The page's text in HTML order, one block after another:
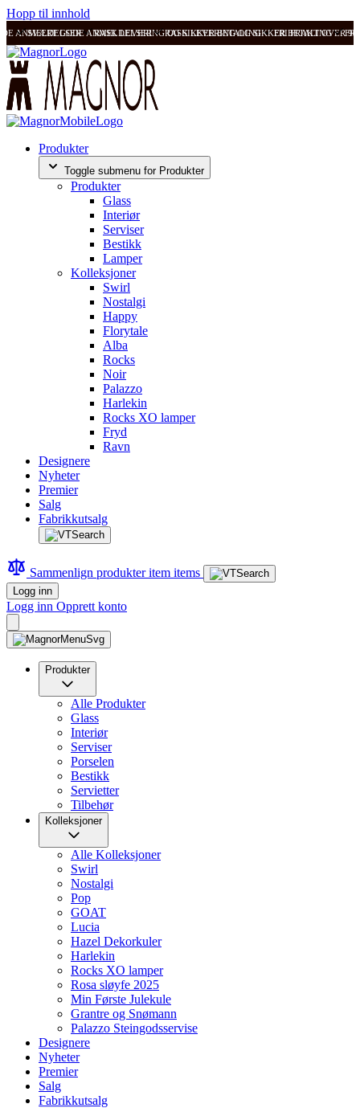
Hopp til innhold
ANMELDELSER RASK LEVERING OG SIKKER BETALING FRI FRAKT OVER
SVÆRT GODE ANMELDELSER RASK LEVERING OG SIKKER BETALING
Produkter
Toggle submenu for Produkter
Produkter
Glass
Interiør
Serviser
Bestikk
Lamper
Kolleksjoner
Swirl
Nostalgi
Happy
Florytale
Alba
Rocks
Noir
Palazzo
Harlekin
Rocks XO lamper
Fryd
Ravn
Designere
Nyheter
Premier
Salg
Fabrikkutsalg
Sammenlign produkteritem items
Logg inn
Logg inn Opprett konto
Produkter
Alle Produkter
Glass
Interiør
Serviser
Porselen
Bestikk
Servietter
Tilbehør
Kolleksjoner
Alle Kolleksjoner
Swirl
Nostalgi
Pop
GOAT
Lucia
Hazel Dekorkuler
Harlekin
Rocks XO lamper
Rosa sløyfe 2025
Min Første Julekule
Grantre og Snømann
Palazzo Steingodsservise
Designere
Nyheter
Premier
Salg
Fabrikkutsalg